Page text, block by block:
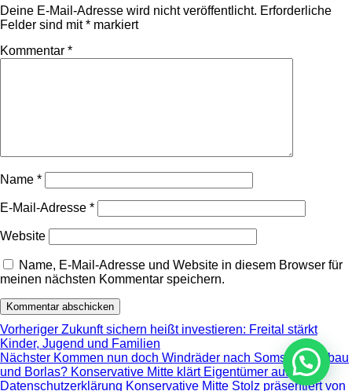
Deine E-Mail-Adresse wird nicht veröffentlicht. Erforderliche
Felder sind mit* markiert
Kommentar *
Name *
E-Mail-Adresse *
Website
Name, E-Mail-Adresse und Website in diesem Browser für
meinen nächsten Kommentar speichern.
Beitragsnavigation
Vorheriger Vorheriger
Beitrag:
Zukunft sichern heißt investieren: Freital stärkt
Kinder, Jugend und Familien
Nächster Nächster
Beitrag:
Kommen nun doch Windräder nach Somsdorf, Lübau
und Borlas? Konservative Mitte klärt Eigentümer auf
Datenschutzerklärung Konservative Mitte Stolz präsentiert von